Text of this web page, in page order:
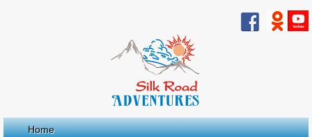
Home